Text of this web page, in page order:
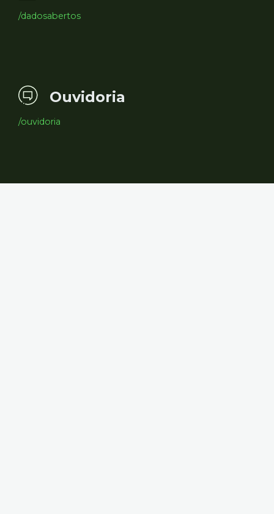
/dadosabertos
Ouvidoria
/ouvidoria